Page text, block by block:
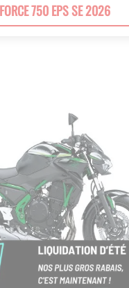
750 EPS SE 2026